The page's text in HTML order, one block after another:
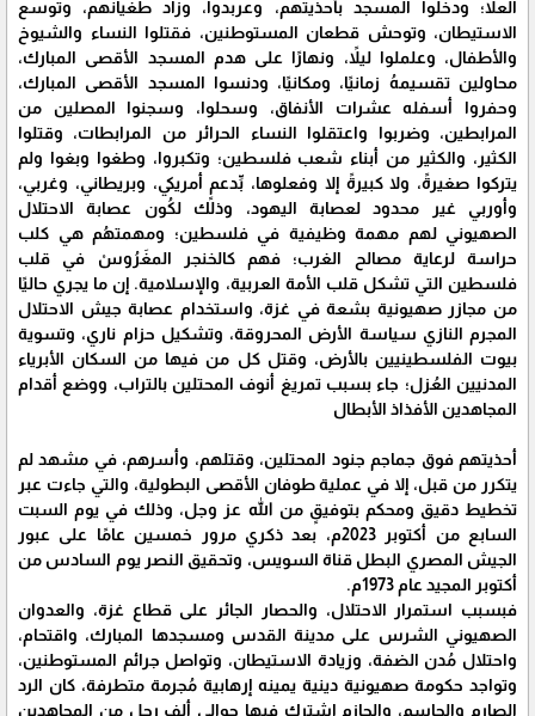
العلا؛ ودخلوا المسجد بأحذيتهم، وعربدوا، وزاد طغيانهم، وتوسع
الاستيطان، وتوحش قطعان المستوطنين، فقتلوا النساء والشيوخ
والأطفال، وعلملوا ليلاً، ونهارًا على هدم المسجد الأقصى المبارك،
محاولين تقسيمهُ زمانيًا، ومكانيًا، ودنسوا المسجد الأقصى المبارك،
وحفروا أسفله عشرات الأنفاق، وسحلوا، وسجنوا المصلين من
المرابطين، وضربوا واعتقلوا النساء الحرائر من المرابطات، وقتلوا
الكثير، والكثير من أبناء شعب فلسطين؛ وتكبروا، وطغوا وبغوا ولم
يتركوا صغيرةً، ولا كبيرةً إلا وفعلوها، بِّدعمٍ أمريكي، وبريطاني، وغربي،
وأوربي غير محدود لعصابة اليهود، وذلك لكُون عصابة الاحتلال
الصهيوني لهم مهمة وظيفية في فلسطين؛ ومهمتهُم هي كلب
حراسة لرعاية مصالح الغرب؛ فهم كالخنجر المغَرُوسْ في قلب
فلسطين التي تشكل قلب الأمة العربية، والإسلامية. إن ما يجري حاليًا
من مجازر صهيونية بشعة في غزة، واستخدام عصابة جيش الاحتلال
المجرم النازي سياسة الأرض المحروقة، وتشكيل حزام ناري، وتسوية
بيوت الفلسطينيين بالأرض، وقتل كل من فيها من السكان الأبرياء
المدنيين العُزل؛ جاء بسبب تمريغ أنوف المحتلين بالتراب، ووضع أقدام
المجاهدين الأفذاذ الأبطال
أحذيتهم فوق جماجم جنود المحتلين، وقتلهم، وأسرهم، في مشهد لم
يتكرر من قبل، إلا في عملية طوفان الأقصى البطولية، والتي جاءت عبر
تخطيط دقيق ومحكم بتوفيقٍ من الله عز وجل، وذلك في يوم السبت
السابع من أكتوبر 2023م، بعد ذكري مرور خمسين عامًا على عبور
الجيش المصري البطل قناة السويس، وتحقيق النصر يوم السادس من
أكتوبر المجيد عام 1973م.
فبسبب استمرار الاحتلال، والحصار الجائر على قطاع غزة، والعدوان
الصهيوني الشرس على مدينة القدس ومسجدها المبارك، واقتحام،
واحتلال مُدن الضفة، وزيادة الاستيطان، وتواصل جرائم المستوطنين،
وتواجد حكومة صهيونية دينية يمينه إرهابية مُجرمة متطرفة، كان الرد
الصارم والحاسم، والجازم اشترك فيها حوالي ألف رجل من المجاهدين